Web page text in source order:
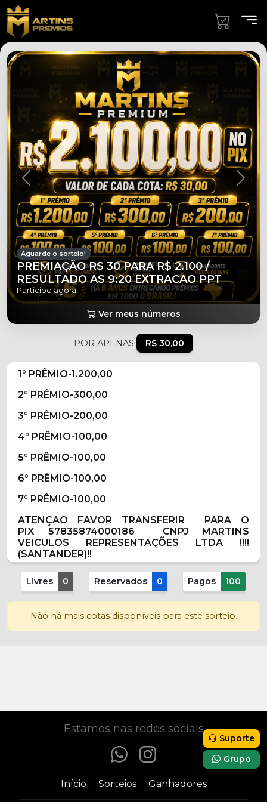
Aguarde o sorteio!
PREMIAÇÃO R$ 30 PARA R$ 2.100 /
RESULTADO AS 9:20 EXTRACAO PPT
Participe agora!
Ver meus números
POR APENAS R$ 30,00
1° PRÊMIO-1.200,00
2° PRÊMIO-300,00
3° PRÊMIO-200,00
4° PRÊMIO-100,00
5° PRÊMIO-100,00
6° PRÊMIO-100,00
7° PRÊMIO-100,00
ATENÇAO FAVOR TRANSFERIR PARA O
PIX 57835874000186 CNPJ MARTINS
VEICULOS REPRESENTAÇÕES LTDA !!!!
(SANTANDER)!!
Livres 0 Reservados 0 Pagos 100
Não há mais cotas disponíveis para este sorteio.
Suporte
Grupo
Estamos nas redes sociais
Início Sorteios Ganhadores